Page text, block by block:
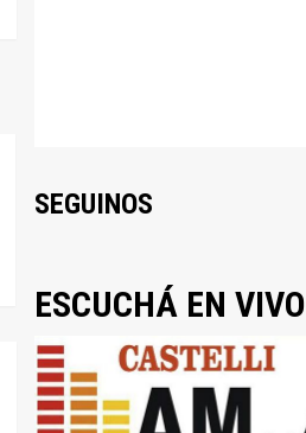
SEGUINOS
ESCUCHÁ EN VIVO